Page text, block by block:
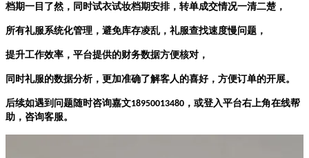
档期一目了然，同时试衣试妆档期安排，转单成交情况一清二楚，
所有礼服系统化管理，避免库存凌乱，礼服查找速度慢问题，
提升工作效率，平台提供的财务数据方便核对，
同时礼服的数据分析，更加准确了解客人的喜好，方便订单的开展。
后续如遇到问题随时咨询嘉文18950013480 ，或登入平台右上角在线帮
助，咨询客服。